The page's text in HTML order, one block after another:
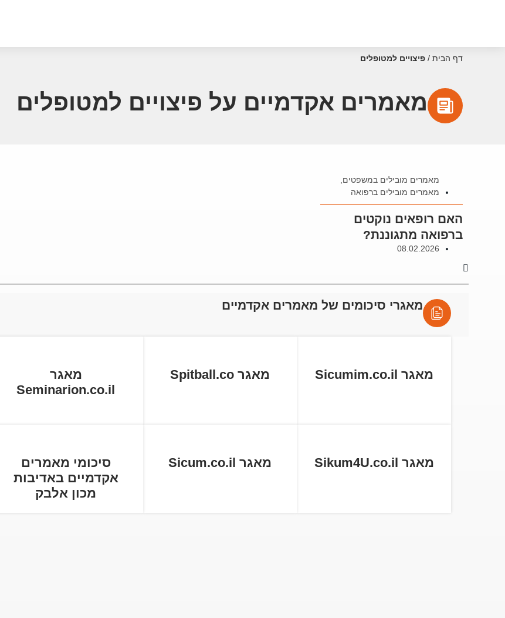
דף הבית / פיצויים למטופלים
מאמרים אקדמיים על פיצויים למטופלים
מאמרים מובילים במשפטים
מאמרים מובילים ברפואה
האם רופאים נוקטים
ברפואה מתגוננת?
08.02.2026
מאגרי סיכומים של מאמרים אקדמיים
מאגר Sicumim.co.il מאגר Spitball.co
מאגר
Seminarion.co.il
מאגר Sikum4U.co.il מאגר Sicum.co.il
סיכומי מאמרים
אקדמיים באדיבות
מכון אלבק